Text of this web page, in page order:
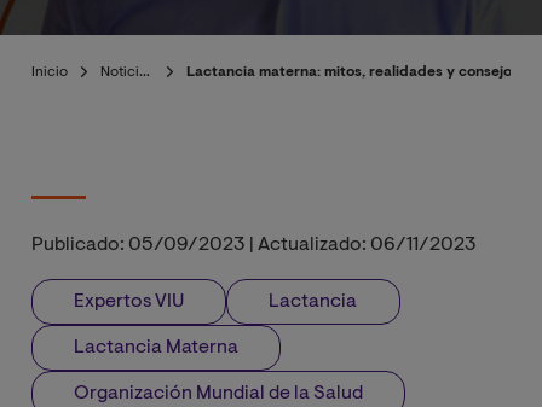
Inicio Noticias Lactancia materna: mitos, realidades y consejos
Publicado: 05/09/2023 Actualizado: 06/11/2023
Expertos VIU Lactancia
Lactancia Materna
Organización Mundial de la Salud